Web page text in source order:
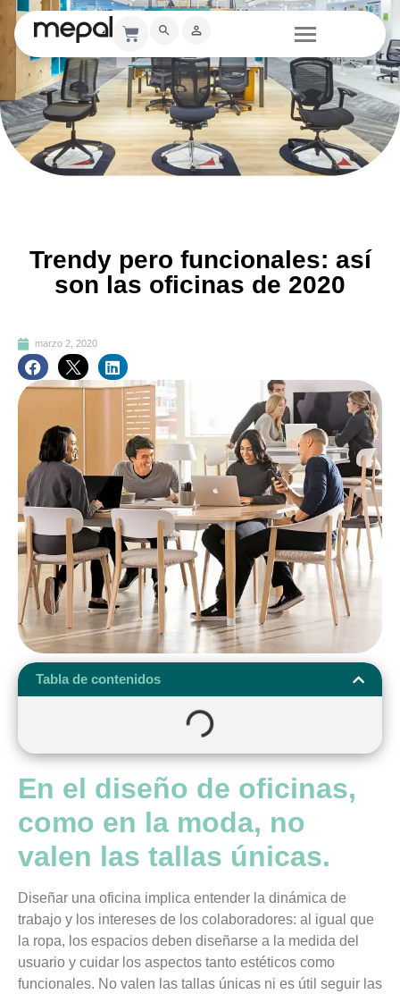
Trendy pero funcionales: así
son las oficinas de 2020
marzo 2, 2020
Tabla de contenidos
En el diseño de oficinas,
como en la moda, no
valen las tallas únicas.
Diseñar una oficina implica entender la dinámica de
trabajo y los intereses de los colaboradores: al igual que
la ropa, los espacios deben diseñarse a la medida del
usuario y cuidar los aspectos tanto estéticos como
funcionales. No valen las tallas únicas ni es útil seguir las